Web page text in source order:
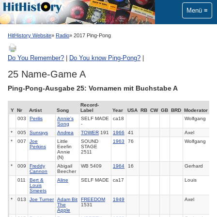
Menü
HitHistory Website Radio 2017 Ping-Pong
Do You Remember? Do You know Ping-Pong?
25 Name-Game A
Ping-Pong-Ausgabe 25: Vornamen mit Buchstabe A
Y Nr Artist Song
Record-
Label
Year USA RB CW GB BRD Moderator
003
Perilis
Annie's
Song
SELF MADE
-
ca18 Wolfgang
* 005 Sunrays Andrea TOWER 191 1966 41
Axel
*
007
Joe
Perkins
Little
Eeefin
Annie
(N)
SOUND
STAGE
2511
1963 76 Wolfgang
* 009
Freddy
Cannon
Abigail
Beecher
WB 5409 1964 16 Gerhard
011
Bert &
Louis
Smeets
Aline SELF MADE ca17 Louis
* 013 Joe Turner
Adam Bit
The
Apple
FREEDOM
1531
1949 Axel